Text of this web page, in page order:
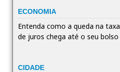
ECONOMIA
Entenda como a queda na taxa
de juros chega até o seu bolso
CIDADE